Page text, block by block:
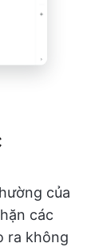
của
các
ra không